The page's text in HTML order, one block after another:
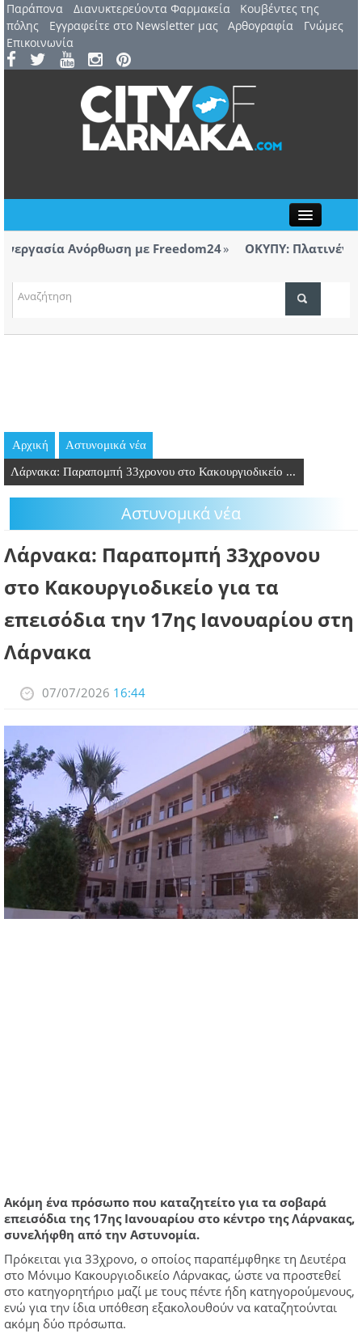
Παράπονα Διανυκτερεύοντα Φαρμακεία
Kουβέντες της
πόλης
Εγγραφείτε στο Newsletter μας Αρθογραφία
Γνώμες
Επικοινωνία
ΤΟΠΙΚΑ ΝΕΑ
ΘΕΣΕΙΣ ΕΡΓΑΣΙΑΣ
PODCAST
ΣΥΝΔΕΣΜΟΙ
ΠΕΡΙΣΣΟΤΕΡΑ
Ανόρθωση με Freedom24
ΟΚΥΠΥ: Πλατινένια
Ανόρθωση με Freedom24
Αρχική Aστυνομικά νέα
Λάρνακα: Παραπομπή 33χρονου στο Κακουργιοδικείο ...
Aστυνομικά νέα
Λάρνακα: Παραπομπή 33χρονου
στο Κακουργιοδικείο για τα
επεισόδια την 17ης Ιανουαρίου στη
Λάρνακα
07/07/2026 16:44
Ακόμη ένα πρόσωπο που καταζητείτο για τα σοβαρά
επεισόδια της 17ης Ιανουαρίου στο κέντρο της Λάρνακας,
συνελήφθη από την Αστυνομία.
Πρόκειται για 33χρονο, ο οποίος παραπέμφθηκε τη Δευτέρα
στο Μόνιμο Κακουργιοδικείο Λάρνακας, ώστε να προστεθεί
στο κατηγορητήριο μαζί με τους πέντε ήδη κατηγορούμενους,
ενώ για την ίδια υπόθεση εξακολουθούν να καταζητούνται
ακόμη δύο πρόσωπα.